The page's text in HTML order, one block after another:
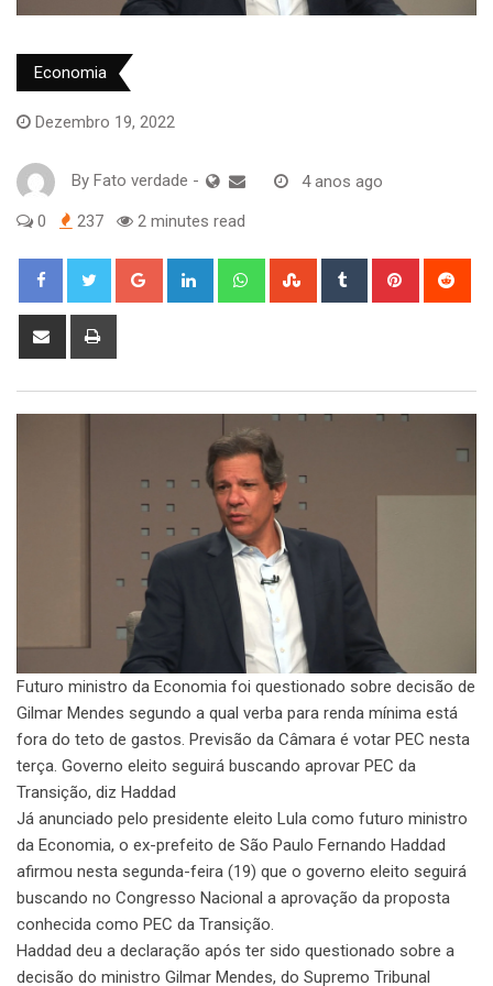
Economia
Dezembro 19, 2022
By Fato verdade - 4 anos ago
0 237 2 minutes read
Google+ LinkedIn WhatsappStumbleUpon
Tumblr Pinterest
Share
Futuro ministro da Economia foi questionado sobre decisão de
Gilmar Mendes segundo a qual verba para renda mínima está
fora do teto de gastos. Previsão da Câmara é votar PEC nesta
terça. Governo eleito seguirá buscando aprovar PEC da
Transição, diz Haddad
Já anunciado pelo presidente eleito Lula como futuro ministro
da Economia, o ex-prefeito de São Paulo Fernando Haddad
afirmou nesta segunda-feira (19) que o governo eleito seguirá
buscando no Congresso Nacional a aprovação da proposta
conhecida como PEC da Transição.
Haddad deu a declaração após ter sido questionado sobre a
decisão do ministro Gilmar Mendes, do Supremo Tribunal